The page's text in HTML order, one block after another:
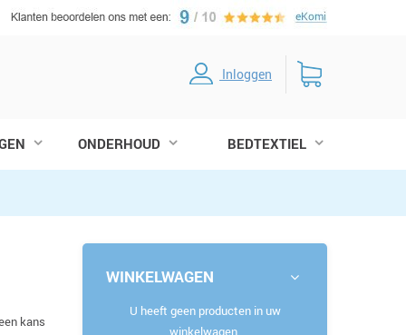
Inloggen
ONDERHOUD BEDTEXTIEL
kans
WINKELWAGEN
U heeft geen producten in uw
winkelwagen.